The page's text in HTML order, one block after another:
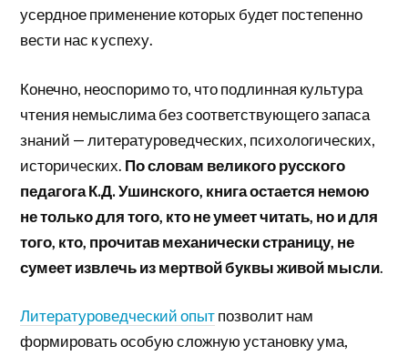
усердное применение которых будет постепенно
вести нас к успеху.
Конечно, неоспоримо то, что подлинная культура
чтения немыслима без соответствующего запаса
знаний — литературоведческих, психологических,
исторических. По словам великого русского
педагога К.Д. Ушинского, книга остается немою
не только для того, кто не умеет читать, но и для
того, кто, прочитав механически страницу, не
сумеет извлечь из мертвой буквы живой мысли.
Литературоведческий опытпозволит нам
формировать особую сложную установку ума,